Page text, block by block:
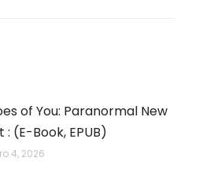
of You: Paranormal New
: (E-Book, EPUB)
4, 2026